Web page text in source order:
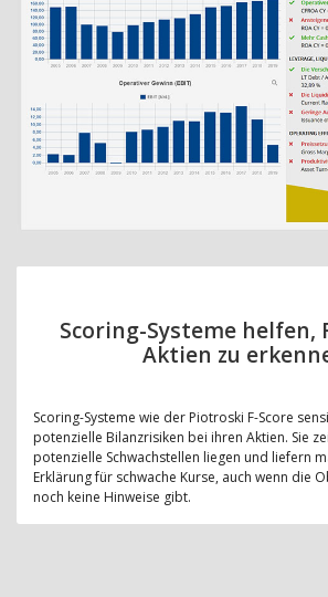
Scoring-Systeme helfen,
Aktien zu
Scoring-Systeme wie der Piotroski F-Score
potenzielle Bilanzrisiken bei ihren Aktien. Sie
potenzielle Schwachstellen liegen und liefern
Erklärung für schwache Kurse, auch wenn die
noch keine Hinweise gibt.